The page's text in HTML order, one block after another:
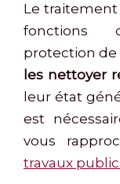
Le
fonctions
protection de
les nettoyer
leur état
est
vous
travaux